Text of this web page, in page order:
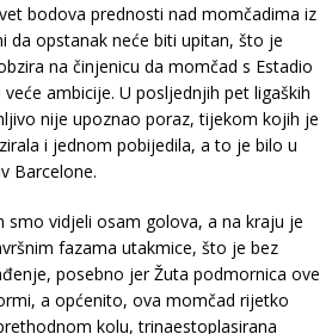
bodova prednosti nad momčadima iz
da opstanak neće biti upitan, što je
na činjenicu da momčad s Estadio
ambicije. U posljednjih pet ligaških
nije upoznao poraz, tijekom kojih je
i jednom pobijedila, a to je bilo u
Barcelone.
vidjeli osam golova, a na kraju je
fazama utakmice, što je bez
posebno jer Žuta podmornica ove
a općenito, ova momčad rijetko
kolu, trinaestoplasirana